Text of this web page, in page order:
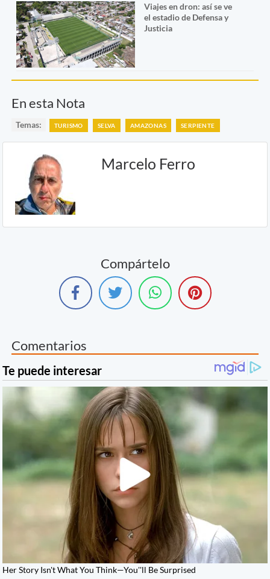
Viajes en dron: así se ve
el estadio de Defensa y
Justicia
En esta Nota
Temas: TURISMO SELVA AMAZONAS SERPIENTE
Marcelo Ferro
Compártelo
Comentarios